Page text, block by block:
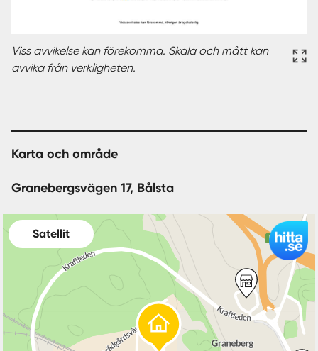
Viss avvikelse kan förekomma. Skala och mått kan
avvika från verkligheten.
Karta och område
Granebergsvägen 17, Bålsta
Satellit